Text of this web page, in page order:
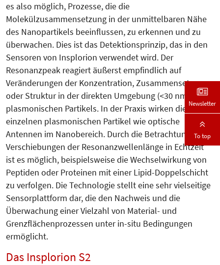
es also möglich, Prozesse, die die
Molekülzusammensetzung in der unmittelbaren Nähe
des Nanopartikels beeinflussen, zu erkennen und zu
überwachen. Dies ist das Detektionsprinzip, das in den
Sensoren von Insplorion verwendet wird. Der
Resonanzpeak reagiert äußerst empfindlich auf
Veränderungen der Konzentration, Zusammensetzung
oder Struktur in der direkten Umgebung (<30 nm) des
plasmonischen Partikels. In der Praxis wirken die
einzelnen plasmonischen Partikel wie optische
Antennen im Nanobereich. Durch die Betrachtung von
Verschiebungen der Resonanzwellenlänge in Echtzeit
ist es möglich, beispielsweise die Wechselwirkung von
Peptiden oder Proteinen mit einer Lipid-Doppelschicht
zu verfolgen. Die Technologie stellt eine sehr vielseitige
Sensorplattform dar, die den Nachweis und die
Überwachung einer Vielzahl von Material- und
Grenzflächenprozessen unter in-situ Bedingungen
ermöglicht.
Das Insplorion S2
Newsletter
To top